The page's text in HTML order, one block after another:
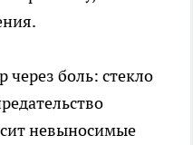
боль: стекло
невыносимые